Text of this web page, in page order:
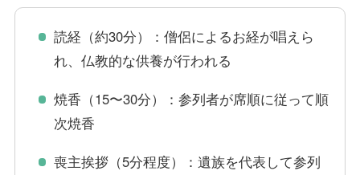
読経（約30分）：僧侶によるお経が唱えら
れ、仏教的な供養が行われる
焼香（15〜30分）：参列者が席順に従って順
次焼香
喪主挨拶（5分程度）：遺族を代表して参列